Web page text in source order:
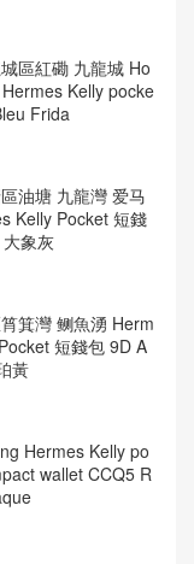
區紅磡 九龍城 Ho
Kelly pocke
Frida
油塘 九龍灣 爱马
Kelly Pocket 短錢
象灰
箕灣 鲗魚湧 Herm
短錢包 9D A
黃
Hermes Kelly po
wallet CCQ5 R